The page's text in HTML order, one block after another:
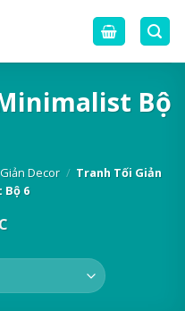
Bộ
Decor / Tranh Tối Giản
6